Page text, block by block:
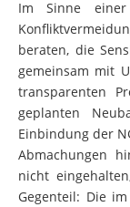
Im Sinne einer
beraten, die
gemeinsam mit
transparenten
geplanten
Einbindung der
Abmachungen
nicht
Gegenteil: Die